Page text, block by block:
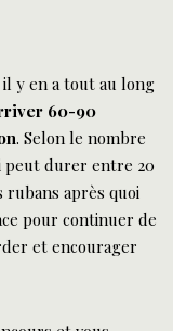
y en a tout au long
60-90
. Selon le nombre
peut durer entre 20
rubans après quoi
pour continuer de
et encourager